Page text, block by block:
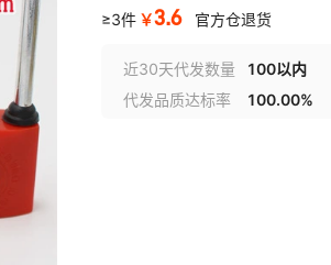
≥3件 ￥3.6 官方仓退货
近30天代发数量 100以内
代发品质达标率
100.00%